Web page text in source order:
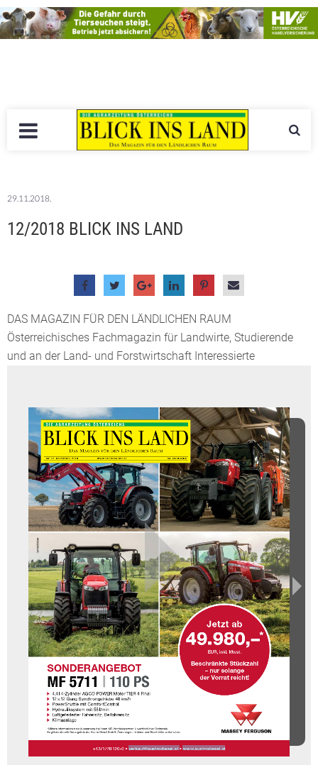
29.11.2018.
12/2018 BLICK INS LAND
DAS MAGAZIN FÜR DEN LÄNDLICHEN RAUM
Österreichisches Fachmagazin für Landwirte, Studierende
und an der Land- und Forstwirtschaft Interessierte